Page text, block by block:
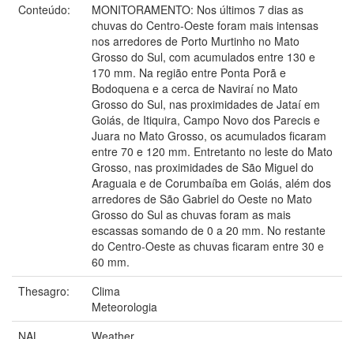
Conteúdo:
MONITORAMENTO: Nos últimos 7 dias as
chuvas do Centro-Oeste foram mais intensas
nos arredores de Porto Murtinho no Mato
Grosso do Sul, com acumulados entre 130 e
170 mm. Na região entre Ponta Porã e
Bodoquena e a cerca de Naviraí no Mato
Grosso do Sul, nas proximidades de Jataí em
Goiás, de Itiquira, Campo Novo dos Parecis e
Juara no Mato Grosso, os acumulados ficaram
entre 70 e 120 mm. Entretanto no leste do Mato
Grosso, nas proximidades de São Miguel do
Araguaia e de Corumbaíba em Goiás, além dos
arredores de São Gabriel do Oeste no Mato
Grosso do Sul as chuvas foram as mais
escassas somando de 0 a 20 mm. No restante
do Centro-Oeste as chuvas ficaram entre 30 e
60 mm.
Thesagro:
Clima
Meteorologia
NAL
Weather